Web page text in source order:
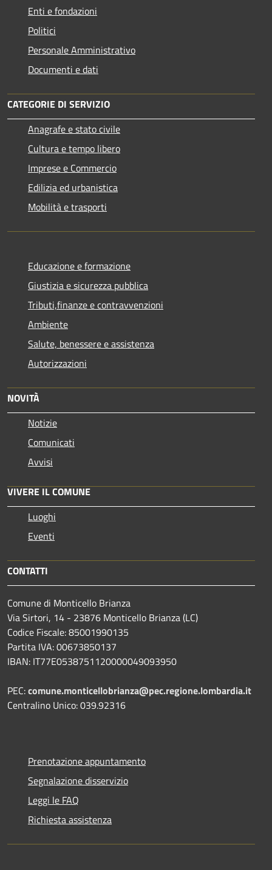
Enti e fondazioni
Politici
Personale Amministrativo
Documenti e dati
CATEGORIE DI SERVIZIO
Anagrafe e stato civile
Cultura e tempo libero
Imprese e Commercio
Edilizia ed urbanistica
Mobilità e trasporti
Educazione e formazione
Giustizia e sicurezza pubblica
Tributi,finanze e contravvenzioni
Ambiente
Salute, benessere e assistenza
Autorizzazioni
NOVITÀ
Notizie
Comunicati
Avvisi
VIVERE IL COMUNE
Luoghi
Eventi
CONTATTI
Comune di Monticello Brianza
Via Sirtori, 14 - 23876 Monticello Brianza (LC)
Codice Fiscale: 85001990135
Partita IVA: 00673850137
IBAN: IT77E0538751120000049093950
PEC:comune.monticellobrianza@pec.regione.lombardia.it
Centralino Unico: 039.92316
Prenotazione appuntamento
Segnalazione disservizio
Leggi le FAQ
Richiesta assistenza